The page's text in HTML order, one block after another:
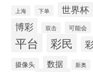
上海 下单 世界杯
博彩 双击 可能会
平台 彩民
摄像头 数据 新奥